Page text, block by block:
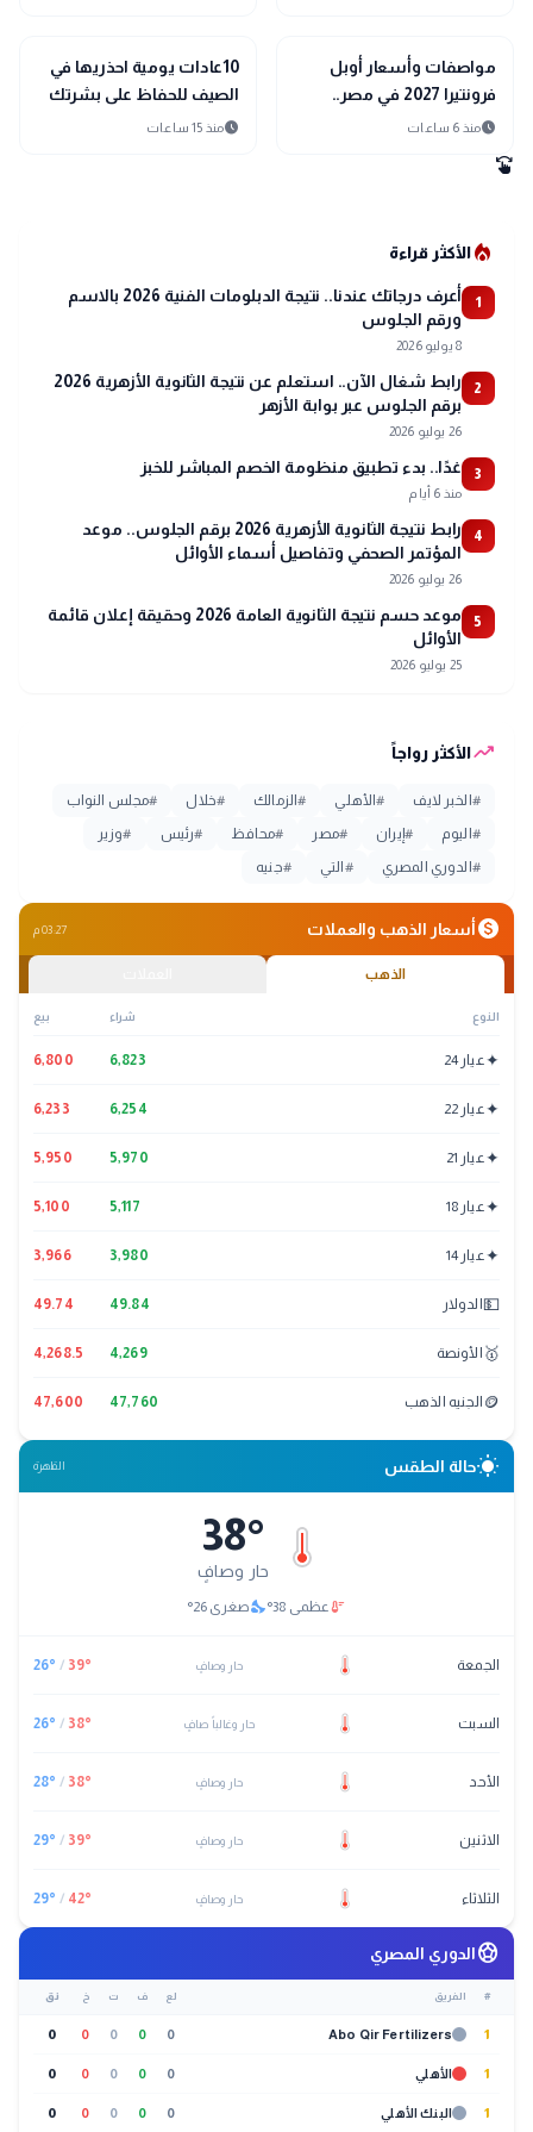
interests
منوعات
مواصفات وأسعار أوبل
فرونتيرا 2027 في مصر..
أحدث سيارة SUV اقتصادية
scheduleمنذ 6 ساعات
interests
منوعات
10عادات يومية احذريها في
الصيف للحفاظ على بشرتك
scheduleمنذ 15 ساعات
swipe
local_fire_departmentالأكثر قراءة
1
أعرف درجاتك عندنا.. نتيجة الدبلومات الفنية 2026 بالاسم
ورقم الجلوس
8 يوليو 2026
2
رابط شغال الآن.. استعلم عن نتيجة الثانوية الأزهرية 2026
برقم الجلوس عبر بوابة الأزهر
26 يوليو 2026
3 غدًا.. بدء تطبيق منظومة الخصم المباشر للخبز
منذ 6 أيام
4
رابط نتيجة الثانوية الأزهرية 2026 برقم الجلوس.. موعد
المؤتمر الصحفي وتفاصيل أسماء الأوائل
26 يوليو 2026
5
موعد حسم نتيجة الثانوية العامة 2026 وحقيقة إعلان قائمة
الأوائل
25 يوليو 2026
trending_upالأكثر رواجاً
# الخبر لايف #الأهلي #الزمالك #خلال #مجلس النواب
# اليوم # إيران #مصر #محافظ #رئيس #وزير
# الدوري المصري # التي #جنيه
monetization_onأسعار الذهب والعملات 03:27 م
الذهب
النوع شراء بيع
✦عيار 24 6,823
6,800
✦عيار 22 6,254
6,233
✦عيار 21 5,970
5,950
✦عيار 18 5,117
5,100
✦عيار 14 3,980
3,966
💵 الدولار 49.84
49.74
🥇 الأونصة 4,269
4,268.5
🪙 الجنيه الذهب 47,760
47,600
wb_sunnyحالة الطقس القاهرة
38°
حار وصافٍ
thermostatعظمى 38
°
nights_stayصغرى 26
°
الجمعة حار وصافٍ 39°
/
26°
السبت حار وغالباً صافٍ 38°
/
26°
الأحد حار وصافٍ 38°
/
28°
الاثنين حار وصافٍ 39°
/
29°
الثلاثاء حار وصافٍ 42°
/
29°
sports_soccerالدوري المصري
# الفريق لع ف ت خ نق
1
Abo Qir Fertilizers
0
0
0
0
0
1 الأهلي 0
0
0
0
0
1 البنك الأهلي 0
0
0
0
0